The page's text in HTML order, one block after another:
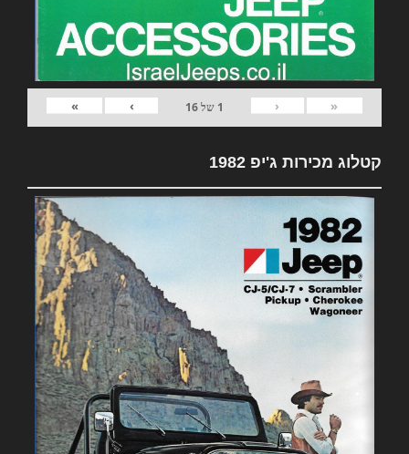
«
‹
1 של16
›
»
קטלוג מכירות ג'יפ 1982